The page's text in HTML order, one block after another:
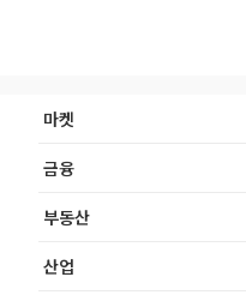
마켓
금융
부동산
산업